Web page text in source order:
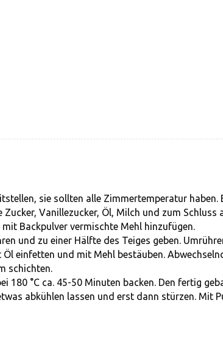
sie sollten alle Zimmertemperatur haben.
Vanillezucker, Öl, Milch und zum Schluss
Backpulver vermischte Mehl hinzufügen.
und zu einer Hälfte des Teiges geben.
einfetten und mit Mehl bestäuben.
schichten.
180 °C ca. 45-50 Minuten backen. Den fertig
abkühlen lassen und erst dann stürzen. Mit